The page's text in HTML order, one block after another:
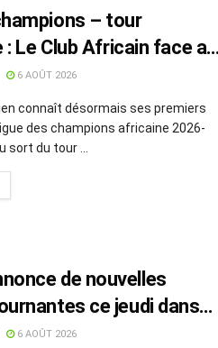
– tour
: Le Club Africain face au
6 AOÛT 2026
connaît désormais ses premiers
des champions africaine 2026-
sort du tour ...
de nouvelles
ce jeudi dans
6 AOÛT 2026